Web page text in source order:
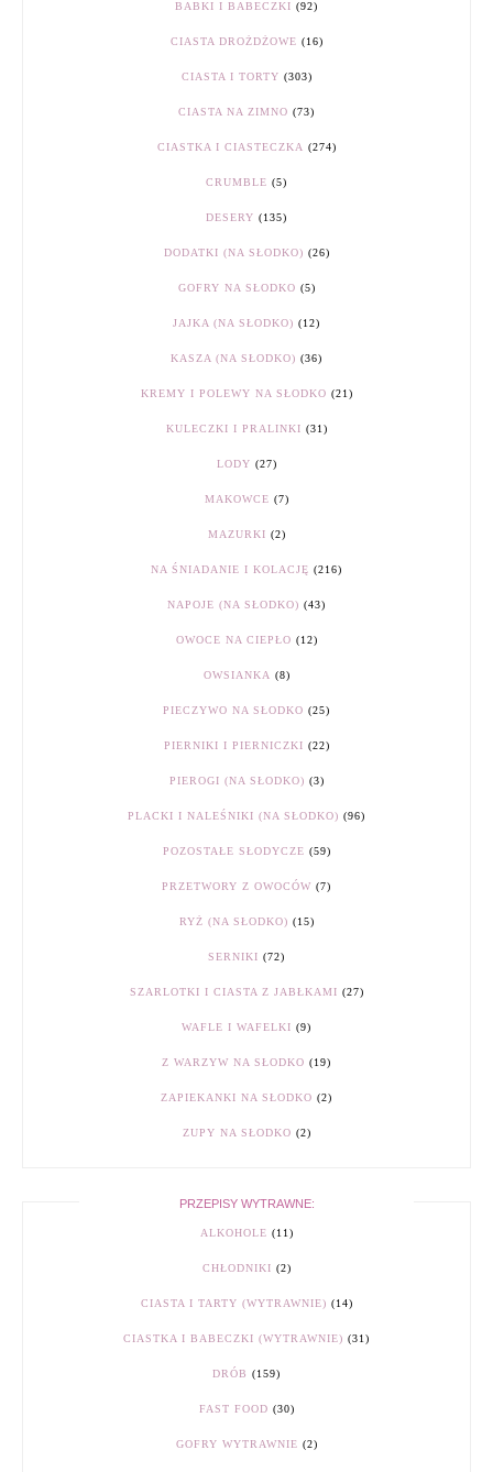
BABKI I BABECZKI (92)
CIASTA DROŻDŻOWE (16)
CIASTA I TORTY (303)
CIASTA NA ZIMNO (73)
CIASTKA I CIASTECZKA (274)
CRUMBLE (5)
DESERY (135)
DODATKI (NA SŁODKO) (26)
GOFRY NA SŁODKO (5)
JAJKA (NA SŁODKO) (12)
KASZA (NA SŁODKO) (36)
KREMY I POLEWY NA SŁODKO (21)
KULECZKI I PRALINKI (31)
LODY (27)
MAKOWCE (7)
MAZURKI (2)
NA ŚNIADANIE I KOLACJĘ (216)
NAPOJE (NA SŁODKO) (43)
OWOCE NA CIEPŁO (12)
OWSIANKA (8)
PIECZYWO NA SŁODKO (25)
PIERNIKI I PIERNICZKI (22)
PIEROGI (NA SŁODKO) (3)
PLACKI I NALEŚNIKI (NA SŁODKO) (96)
POZOSTAŁE SŁODYCZE (59)
PRZETWORY Z OWOCÓW (7)
RYŻ (NA SŁODKO) (15)
SERNIKI (72)
SZARLOTKI I CIASTA Z JABŁKAMI (27)
WAFLE I WAFELKI (9)
Z WARZYW NA SŁODKO (19)
ZAPIEKANKI NA SŁODKO (2)
ZUPY NA SŁODKO (2)
PRZEPISY WYTRAWNE:
ALKOHOLE (11)
CHŁODNIKI (2)
CIASTA I TARTY (WYTRAWNIE) (14)
CIASTKA I BABECZKI (WYTRAWNIE) (31)
DRÓB (159)
FAST FOOD (30)
GOFRY WYTRAWNIE (2)